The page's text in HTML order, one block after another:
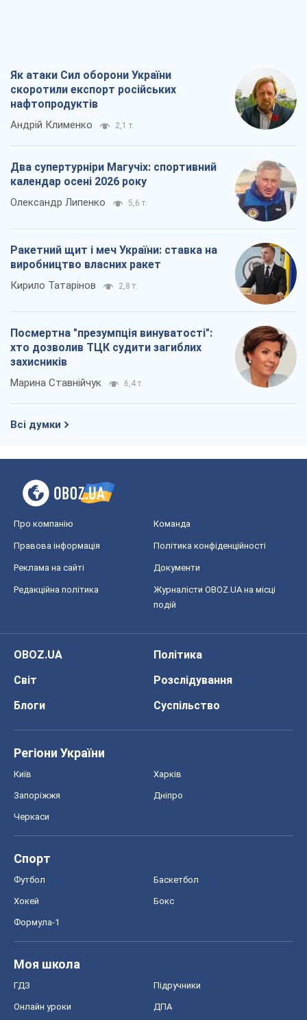
Як атаки Сил оборони України
скоротили експорт російських
нафтопродуктів
Андрій Клименко 2,1 т.
Два супертурніри Магучіх: спортивний
календар осені 2026 року
Олександр Липенко 5,6 т.
Ракетний щит і меч України: ставка на
виробництво власних ракет
Кирило Татарінов 2,8 т.
Посмертна "презумпція винуватості":
хто дозволив ТЦК судити загиблих
захисників
Марина Ставнійчук 6,4 т.
Всі думки
Про компанію Команда
Правова інформація Політика конфіденційності
Реклама на сайті Документи
Редакційна політика
Журналісти OBOZ.UA на місці
подій
OBOZ.UA
Політика
Світ
Розслідування
Блоги
Суспільство
Регіони України
Київ Харків
Запоріжжя Дніпро
Черкаси
Спорт
Футбол Баскетбол
Хокей Бокс
Формула-1
Моя школа
ГДЗ Підручники
Онлайн уроки ДПА